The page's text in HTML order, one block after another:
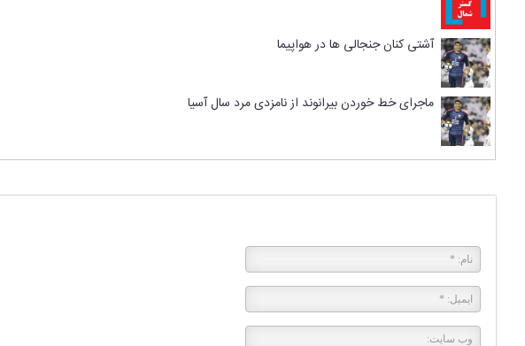
آشتی کنان جنجالی ها در هواپیما
ماجرای خط خوردن بیرانوند از نامزدی مرد سال آسیا